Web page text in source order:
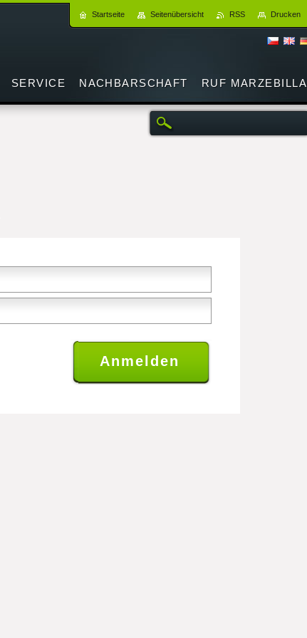
SERVICE NACHBARSCHAFT RUF MARZEBILLA
Startseite Seitenübersicht RSS Drucken